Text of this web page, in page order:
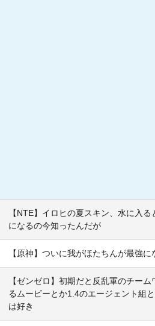
【NTE】イロヒの夏スキン、水に入
になるの今知ったんだが
【原神】ついに我がほたちんが最強に
【ゼンゼロ】初期だと反乱軍のチー
るムービーとか1.4のエージェント組
は好き